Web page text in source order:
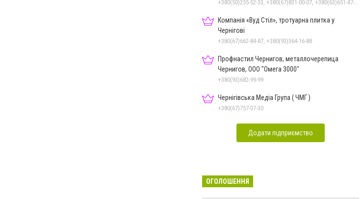
Компанія «Вуд Стіл», тротуарна плитка у
Чернігові
+380(67)662-84-87, +380(93)364-16-88
Профнастил Чернигов, металлочерепица
Чернигов, ООО "Омега 3000"
+380(93)682-99-99
Чернігівська Медіа Група ( ЧМГ )
+380(67)757-07-30
Додати підприємство
ОГОЛОШЕННЯ